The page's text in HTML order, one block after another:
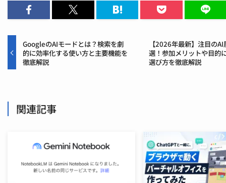
GoogleのAIモードとは？検索を劇
的に効率化する使い方と主要機能を
徹底解説
【2026年最新】注目の
選！参加メリットや目的
選び方を徹底解説
関連記事